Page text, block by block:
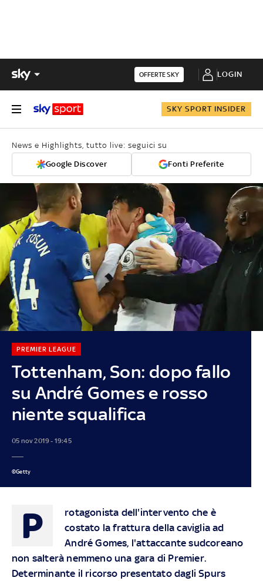
OFFERTE SKY LOGIN
SKY SPORT INSIDER
News e Highlights, tutto live: seguici su
Google Discover Fonti Preferite
Tottenham, Son: dopo fallo
su André Gomes e rosso
niente squalifica
PREMIER LEAGUE
05 nov 2019 - 19:45
©Getty
P
rotagonista dell'intervento che è
costato la frattura della caviglia ad
André Gomes, l'attaccante sudcoreano
non salterà nemmeno una gara di Premier.
Determinante il ricorso presentato dagli Spurs